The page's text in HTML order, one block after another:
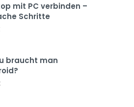
mit PC verbinden –
Schritte
braucht man